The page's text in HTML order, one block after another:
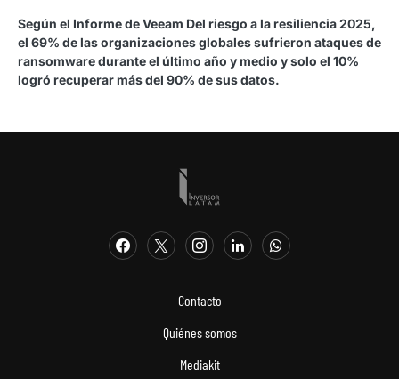
Según el Informe de Veeam Del riesgo a la resiliencia 2025,
el 69% de las organizaciones globales sufrieron ataques de
ransomware durante el último año y medio y solo el 10%
logró recuperar más del 90% de sus datos.
Contacto
Quiénes somos
Mediakit